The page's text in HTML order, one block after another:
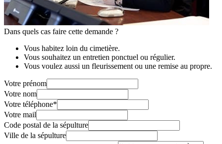
Dans quels cas faire cette demande ?
Vous habitez loin du cimetière.
Vous souhaitez un entretien ponctuel ou régulier.
Vous voulez aussi un fleurissement ou une remise au propre.
Votre prénom
Votre nom
Votre téléphone*
Votre mail
Code postal de la sépulture
Ville de la sépulture